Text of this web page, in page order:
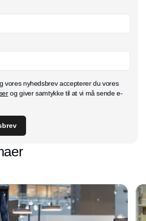
vores nyhedsbrev accepterer du vores
og giver samtykke til at vi må sende e-